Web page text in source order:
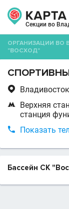
Секции во
ОРГАНИЗАЦИИ ВО
"ВОСХОД"

 Верхняя
станция
 Показать
Бассейн СК